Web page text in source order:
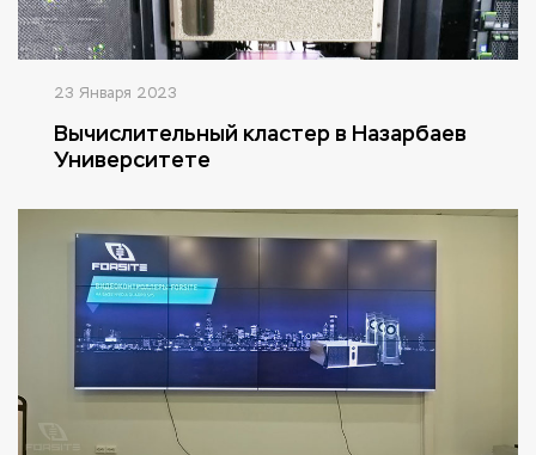
23 Января 2023
Вычислительный кластер в Назарбаев
Университете